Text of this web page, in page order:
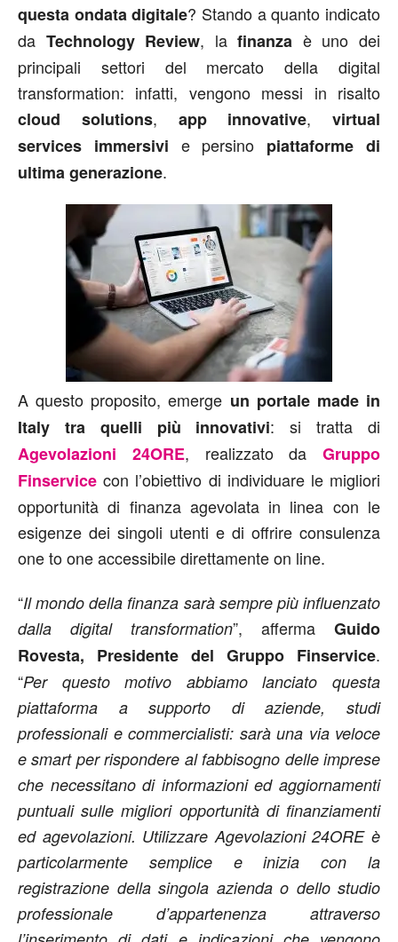
questa ondata digitale? Stando a quanto indicato
da Technology Review, lafinanza è uno dei
principali settori del mercato della digital
transformation: infatti, vengono messi in risalto
cloud solutions, app innovative, virtual
services immersivi e persino piattaforme di
ultima generazione.
A questo proposito, emerge un portale made in
Italy tra quelli più innovativi: si tratta di
Agevolazioni 24ORE, realizzato da Gruppo
Finservice con l’obiettivo di individuare le migliori
opportunità di finanza agevolata in linea con le
esigenze dei singoli utenti e di offrire consulenza
one to one accessibile direttamente on line.
“Il mondo della finanza sarà sempre più influenzato
dalla digital transformation”, afferma Guido
Rovesta, Presidente del Gruppo Finservice.
“Per questo motivo abbiamo lanciato questa
piattaforma a supporto di aziende, studi
professionali e commercialisti: sarà una via veloce
e smart per rispondere al fabbisogno delle imprese
che necessitano di informazioni ed aggiornamenti
puntuali sulle migliori opportunità di finanziamenti
ed agevolazioni. Utilizzare Agevolazioni 24ORE è
particolarmente semplice e inizia con la
registrazione della singola azienda o dello studio
professionale d’appartenenza attraverso